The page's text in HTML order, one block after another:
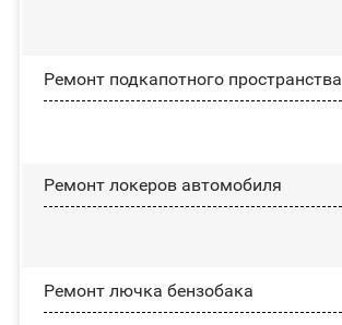
Ремонт подкапотного пространства
Ремонт лoĸepoв автомобиля
Ремонт лючка бензобака